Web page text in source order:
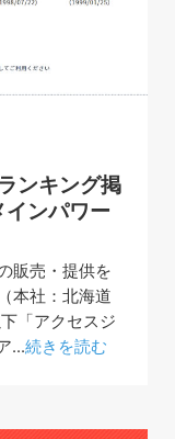
ンキング掲
ンパワー
販売・提供を
本社：北海道
「アクセスジ
...続きを読む